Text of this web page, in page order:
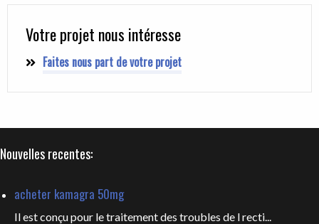
Votre projet nous intéresse
Faites nous part de votre projet
Nouvelles recentes:
acheter kamagra 50mg
Il est conçu pour le traitement des troubles de l recti...